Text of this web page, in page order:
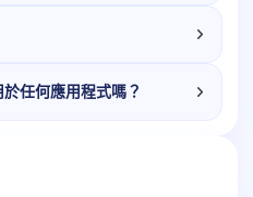
任何應用程式嗎？